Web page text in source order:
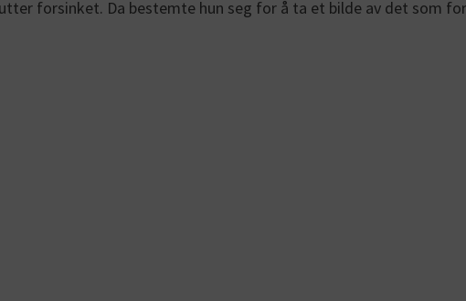
forsinket. Da bestemte hun seg for å ta et bilde av det som